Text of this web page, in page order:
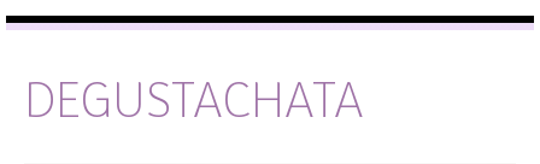
DEGUSTACHATA